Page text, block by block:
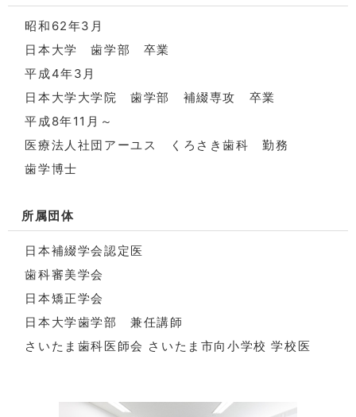
昭和62年3月
日本大学 歯学部 卒業
平成4年3月
日本大学大学院 歯学部 補綴専攻 卒業
平成8年11月～
医療法人社団アーユス くろさき歯科 勤務
歯学博士
所属団体
日本補綴学会認定医
歯科審美学会
日本矯正学会
日本大学歯学部 兼任講師
さいたま歯科医師会 さいたま市向小学校 学校医